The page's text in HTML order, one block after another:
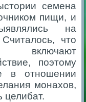
семена
пищи, и
на
что
включают
поэтому
в отношении
монахов,
целибат.